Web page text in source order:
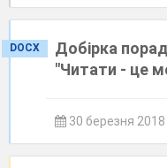
DOCX
Добірка
"Читати - це
30 березня 2018